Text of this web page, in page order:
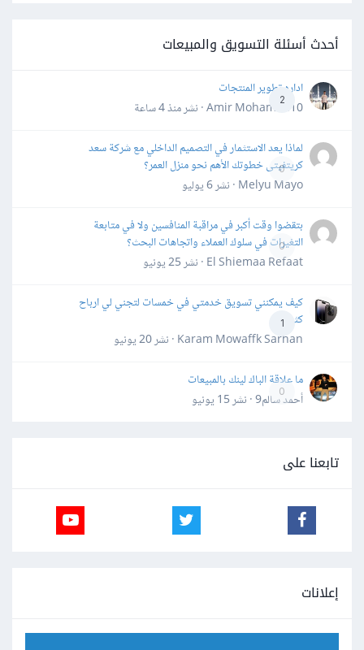
أحدث أسئلة التسويق والمبيعات
2
اداره تطوير المنتجات
Amir Mohamed10 · نشر
منذ 4 ساعة
0
لماذا يعد الاستثمار في التصميم الداخلي مع شركة سعد
كريتفيتى خطوتك الأهم نحو منزل العمر؟
Melyu Mayo · نشر
6 يوليو
0
بتقضوا وقت أكبر في مراقبة المنافسين ولا في متابعة
التغيرات في سلوك العملاء واتجاهات البحث؟
El Shiemaa Refaat · نشر
25 يونيو
1
كيف يمكنني تسويق خدمتي في خمسات لتجني لي ارباح
كثيرة
Karam Mowaffk Sarhan · نشر
20 يونيو
0
ما علاقة الباك لينك بالمبيعات
أحمد سالم9 · نشر
15 يونيو
تابعنا على
إعلانات